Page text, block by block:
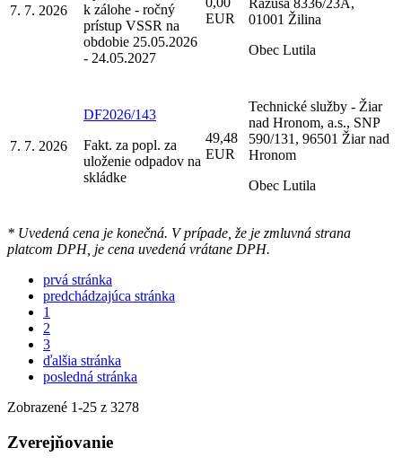
7. 7. 2026
k zálohe - ročný
prístup VSSR na
obdobie 25.05.2026
- 24.05.2027
EUR
01001 Žilina
Obec Lutila
7. 7. 2026
DF2026/143
Fakt. za popl. za
uloženie odpadov na
skládke
49,48
EUR
Technické služby - Žiar
nad Hronom, a.s., SNP
590/131, 96501 Žiar nad
Hronom
Obec Lutila
* Uvedená cena je konečná. V prípade, že je zmluvná strana
platcom DPH, je cena uvedená vrátane DPH.
prvá stránka
predchádzajúca stránka
1
2
3
ďalšia stránka
posledná stránka
Zobrazené 1-25 z 3278
Zverejňovanie